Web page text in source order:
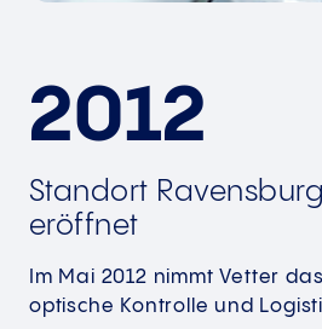
Standort
eröffnet
Im Mai 2012 nimmt Vetter
optische Kontrolle und
2012